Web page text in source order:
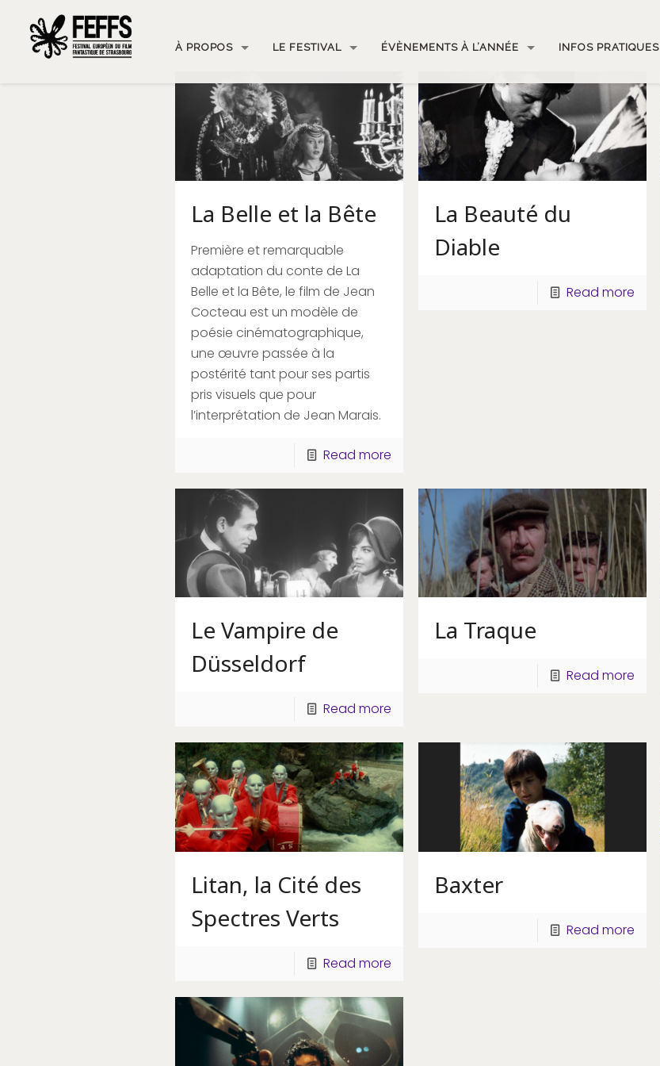
À PROPOS LE FESTIVAL ÉVÈNEMENTS À L’ANNÉE INFOS PRATIQUES
La Belle et la Bête
Première et remarquable
adaptation du conte de La
Belle et la Bête, le film de Jean
Cocteau est un modèle de
poésie cinématographique,
une œuvre passée à la
postérité tant pour ses partis
pris visuels que pour
l’interprétation de Jean Marais.
Read more
La Beauté du
Diable
Read more
Le Vampire de
Düsseldorf
Read more
La Traque
Read more
Litan, la Cité des
Spectres Verts
Read more
Baxter
Read more